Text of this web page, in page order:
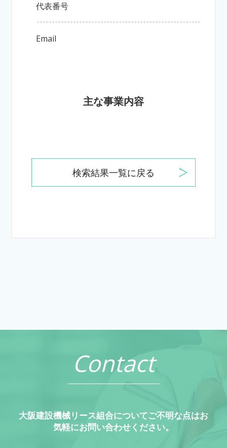
代表番号
Email
主な事業内容
検索結果一覧に戻る
Contact
大阪建設機械リース組合についてご不明な点はお
気軽にお問い合わせください。